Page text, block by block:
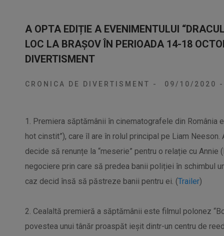
A OPTA EDIȚIE A EVENIMENTULUI
LOC LA BRAȘOV ÎN PERIOADA 14-18
DIVERTISMENT
CRONICA DE DIVERTISMENT - 09/10/2020 -
1. Premiera săptămânii în cinematografele din România
hot cinstit”), care îl are în rolul principal pe Liam
decide să renunțe la “meserie” pentru o relație cu Annie
negociere prin care să predea banii poliției în schimbul
caz decid însă să păstreze banii pentru ei. (Trailer)
2. Cealaltă premieră a săptămânii este filmul polonez
povestea unui tânăr proaspăt ieșit dintr-un centru de